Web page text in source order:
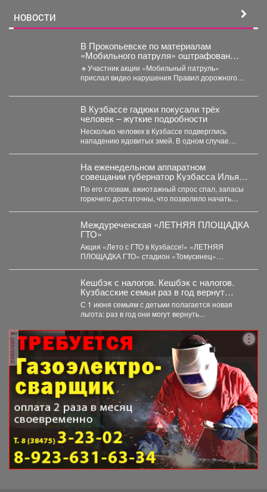
НОВОСТИ
В Прокопьевске по материалам
«Мобильного патруля» оштрафован
автомобилист, который дважды
нарушил ПДД
🔹Участник акции «Мобильный патруль»
прислал видео нарушения Правил дорожного
«БМВ» в...
В Кузбассе гадюки покусали трёх
человек – жуткие подробности
Несколько человек в Кузбассе подверглись
нападению ядовитых змей. В одном случае
На еженедельном аппаратном
совещании губернатор Кузбасса Илья
Середюк заявил о стабилизации
ситуации с топливом в регионе.
По его словам, ажиотажный спрос спал, запасы
горючего достаточны, что позволило начать
Междуреченская «ЛЕТНЯЯ ПЛОЩАДКА
ГТО»
Акция «Лето с ГТО в Кузбассе!» «ЛЕТНЯЯ
ПЛОЩАДКА ГТО» стадион «Томусинец»
Кешбэк с налогов. Кешбэк с налогов.
Кузбасские семьи раз в год вернут
часть уплаченных денег
С 1 июня семьям с детьми полагается новая
льгота: раз в год они могут вернуть...
реклама